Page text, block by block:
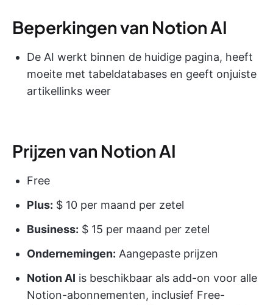
Beperkingen van Notion AI
De AI werkt binnen de huidige pagina, heeft
moeite met tabeldatabases en geeft onjuiste
artikellinks weer
Prijzen van Notion AI
Free
Plus: $ 10 per maand per zetel
Business: $ 15 per maand per zetel
Ondernemingen: Aangepaste prijzen
Notion AI is beschikbaar als add-on voor alle
Notion-abonnementen, inclusief Free-